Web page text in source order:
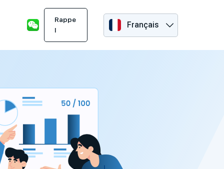
Rappe
l
Français